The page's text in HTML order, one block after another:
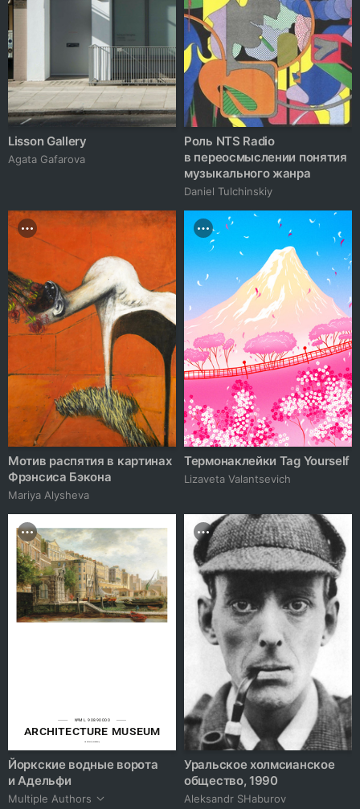
Lisson Gallery
Agata Gafarova
Роль NTS Radio
в переосмыслении понятия
музыкального жанра
Daniel Tulchinskiy
Мотив распятия в картинах
Фрэнсиса Бэкона
Mariya Alysheva
Термонаклейки Tag Yourself
Lizaveta Valantsevich
№ML 90890000
ARCHITECTURE MUSEUM
creativecity.academy
Йоркские водные ворота
и Адельфи
Multiple Authors
Уральское холмсианское
общество, 1990
Аleksandr SHaburov